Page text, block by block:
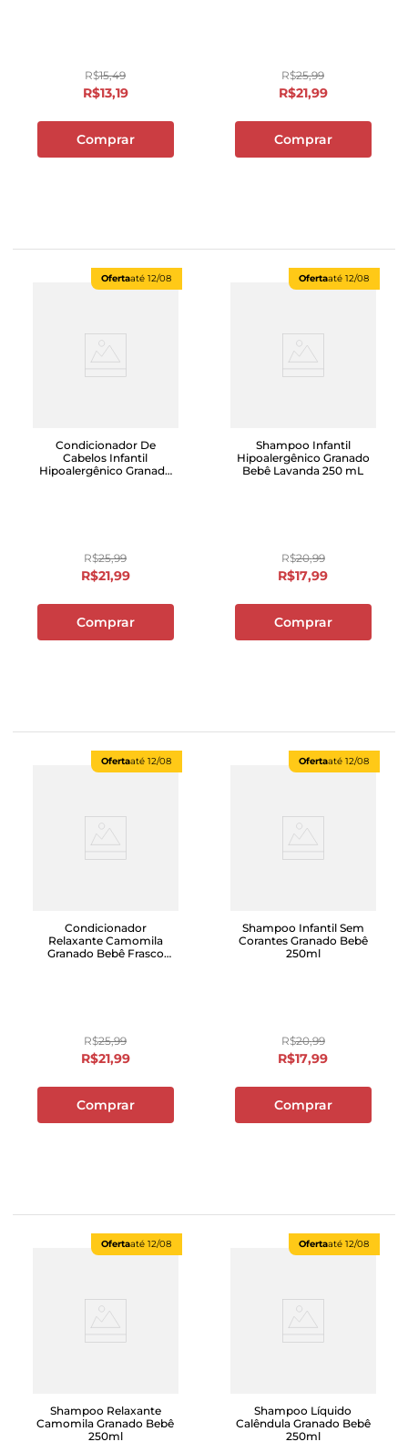
R$15,49
R$13,19
Comprar
R$25,99
R$21,99
Comprar
Ofertaaté 12/08
Condicionador De
Cabelos Infantil
Hipoalergênico Granado
R$25,99
R$21,99
Comprar
Ofertaaté 12/08
Shampoo Infantil
Hipoalergênico Granado
Bebê Lavanda 250 mL
R$20,99
R$17,99
Comprar
Ofertaaté 12/08
Condicionador
Relaxante Camomila
Granado Bebê Frasco
R$25,99
R$21,99
Comprar
Ofertaaté 12/08
Shampoo Infantil Sem
Corantes Granado Bebê
250ml
R$20,99
R$17,99
Comprar
Ofertaaté 12/08
Shampoo Relaxante
Camomila Granado Bebê
250ml
Ofertaaté 12/08
Shampoo Líquido
Calêndula Granado Bebê
250ml